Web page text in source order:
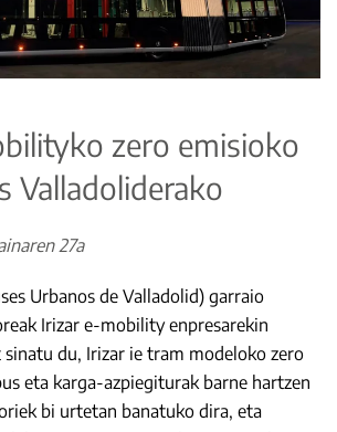
zero emisioko
Valladoliderako
27a
Urbanos de Valladolid) garraio
Irizar e-mobility enpresarekin
du, Irizar ie tram modeloko zero
eta karga-azpiegiturak barne hartzen
bi urtetan banatuko dira, eta